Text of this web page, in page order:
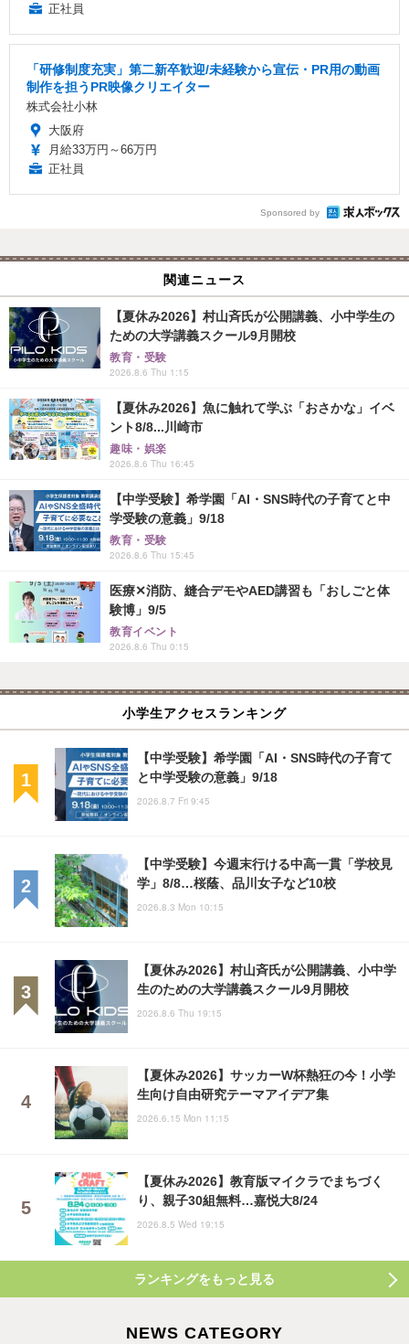
正社員
「研修制度充実」第二新卒歓迎/未経験から宣伝・PR用の動画
制作を担うPR映像クリエイター
株式会社小林
大阪府
月給33万円～66万円
正社員
Sponsored by
関連ニュース
【夏休み2026】村山斉氏が公開講義、小中学生の
ための大学講義スクール9月開校
教育・受験
2026.8.6 Thu 1:15
【夏休み2026】魚に触れて学ぶ「おさかな」イベ
ント8/8...川崎市
趣味・娯楽
2026.8.6 Thu 16:45
【中学受験】希学園「AI・SNS時代の子育てと中
学受験の意義」9/18
教育・受験
2026.8.6 Thu 15:45
医療✕消防、縫合デモやAED講習も「おしごと体
験博」9/5
教育イベント
2026.8.6 Thu 0:15
小学生アクセスランキング
【中学受験】希学園「AI・SNS時代の子育て
と中学受験の意義」9/18
2026.8.7 Fri 9:45
【中学受験】今週末行ける中高一貫「学校見
学」8/8…桜蔭、品川女子など10校
2026.8.3 Mon 10:15
【夏休み2026】村山斉氏が公開講義、小中学
生のための大学講義スクール9月開校
2026.8.6 Thu 19:15
【夏休み2026】サッカーW杯熱狂の今！小学
生向け自由研究テーマアイデア集
2026.6.15 Mon 11:15
【夏休み2026】教育版マイクラでまちづく
り、親子30組無料…嘉悦大8/24
2026.8.5 Wed 19:15
ランキングをもっと見る
NEWS CATEGORY